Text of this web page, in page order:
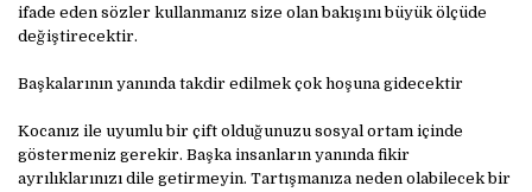
ifade eden sözler kullanmanız size olan bakışını büyük ölçüde
değiştirecektir.
Başkalarının yanında takdir edilmek çok hoşuna gidecektir
Kocanız ile uyumlu bir çift olduğunuzu sosyal ortam içinde
göstermeniz gerekir. Başka insanların yanında fikir
ayrılıklarınızı dile getirmeyin. Tartışmanıza neden olabilecek bir